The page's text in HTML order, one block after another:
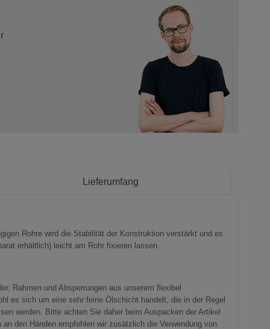
Rohre wird die Stabilität der Konstruktion verstärkt und es
erhältlich) leicht am Rohr fixieren lassen.
Rahmen und Absperrungen aus unserem flexibel
es sich um eine sehr feine Ölschicht handelt, die in der Regel
werden. Bitte achten Sie daher beim Auspacken der Artikel
den Händen empfehlen wir zusätzlich die Verwendung von
Lieferumfang